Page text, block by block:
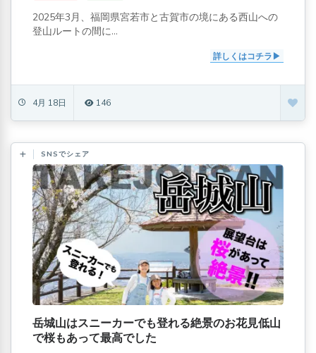
2025年3月、福岡県宮若市と古賀市の境にある西山への
登山ルートの間に...
詳しくはコチラ
4月 18日 146
SNSでシェア
岳城山はスニーカーでも登れる絶景のお花見低山
で桜もあって最高でした